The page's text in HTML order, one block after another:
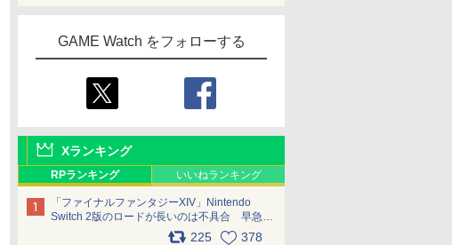
GAME Watch をフォローする
Xランキング
RPランキング いいねランキング
「ファイナルファンタジーXIV」Nintendo
Switch 2版のロードが長いのは不具合 早急に
アップデートできるよう対応中225 378